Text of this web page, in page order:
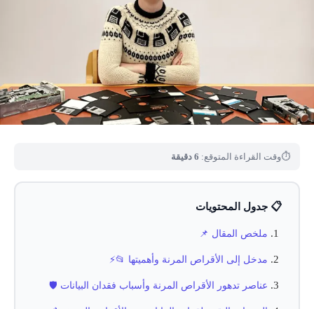
⏱وقت القراءة المتوقع: 6 دقيقة
📋 جدول المحتويات
ملخص المقال 📌
مدخل إلى الأقراص المرنة وأهميتها 📂⚡
عناصر تدهور الأقراص المرنة وأسباب فقدان البيانات 🛡️